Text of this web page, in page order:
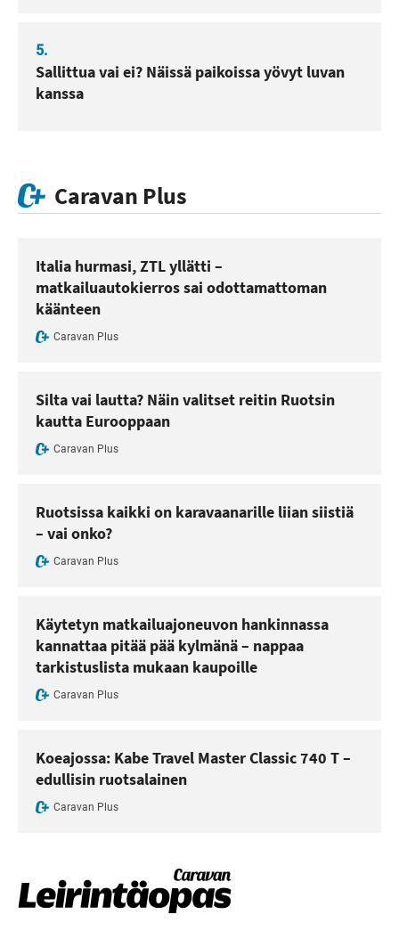
5.
Sallittua vai ei? Näissä paikoissa yövyt luvan
kanssa
Caravan Plus
Italia hurmasi, ZTL yllätti –
matkailuautokierros sai odottamattoman
käänteen
Caravan Plus
Silta vai lautta? Näin valitset reitin Ruotsin
kautta Eurooppaan
Caravan Plus
Ruotsissa kaikki on karavaanarille liian siistiä
– vai onko?
Caravan Plus
Käytetyn matkailuajoneuvon hankinnassa
kannattaa pitää pää kylmänä – nappaa
tarkistuslista mukaan kaupoille
Caravan Plus
Koeajossa: Kabe Travel Master Classic 740 T –
edullisin ruotsalainen
Caravan Plus